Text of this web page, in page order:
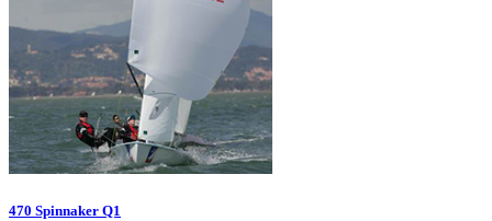
470 Spinnaker Q1